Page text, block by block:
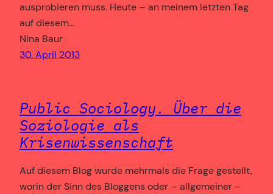
ausprobieren muss. Heute – an meinem letzten Tag
auf diesem…
Nina Baur
30. April 2013
Public Sociology. Über die
Soziologie als
Krisenwissenschaft
Auf diesem Blog wurde mehrmals die Frage gestellt,
worin der Sinn des Bloggens oder – allgemeiner –